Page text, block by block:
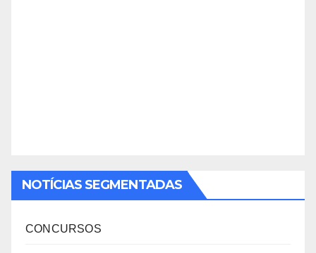
NOTÍCIAS SEGMENTADAS
CONCURSOS